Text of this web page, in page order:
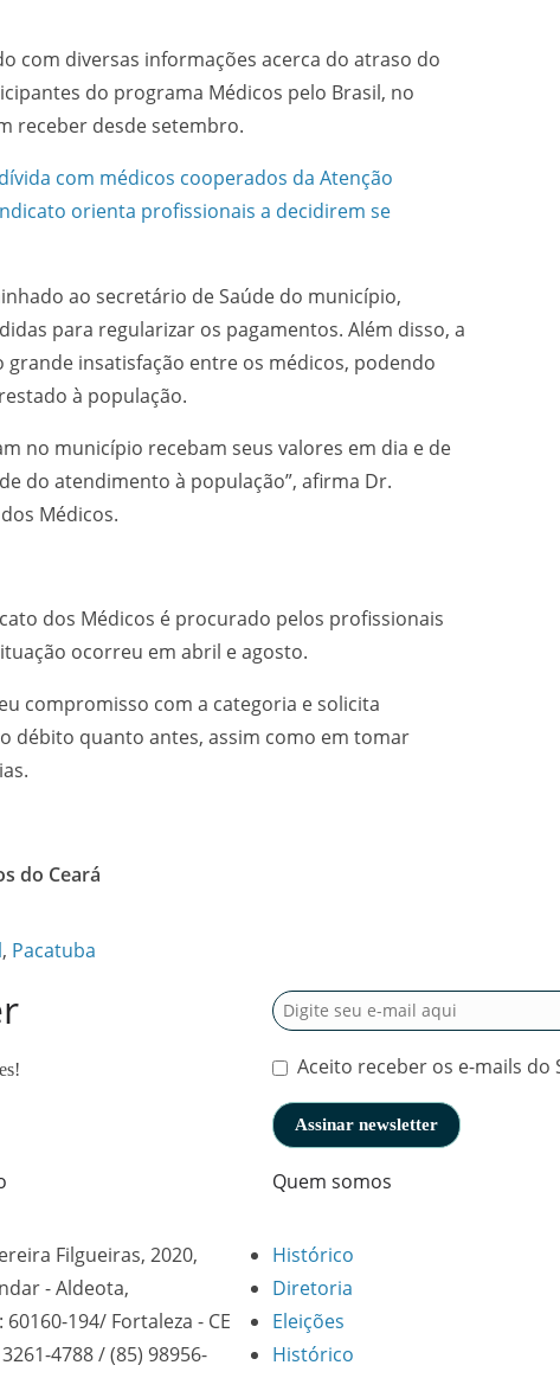
com diversas informações acerca do atraso do
do programa Médicos pelo Brasil, no
receber desde setembro.
com médicos cooperados da Atenção
orienta profissionais a decidirem se
ao secretário de Saúde do município,
para regularizar os pagamentos. Além disso, a
insatisfação entre os médicos, podendo
à população.
no município recebam seus valores em dia e de
do atendimento à população”, afirma Dr.
Médicos.
dos Médicos é procurado pelos profissionais
ocorreu em abril e agosto.
compromisso com a categoria e solicita
débito quanto antes, assim como em tomar
do Ceará
, Pacatuba
Aceito receber os e-mails do
Filgueiras, 2020,
- Aldeota,
60160-194/ Fortaleza - CE
4788 / (85) 98956-
Quem somos
Histórico
Diretoria
Eleições
Histórico